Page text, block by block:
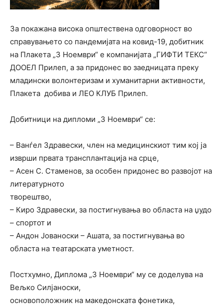
За покажана висока општествена одговорност во
справувањето со пандемијата на ковид-19, добитник
на Плакета „3 Ноември“ е компанијата „ГИФТИ ТЕКС“
ДООЕЛ Прилеп, а за придонес во заедницата преку
младински волонтеризам и хуманитарни активности,
Плакета добива и ЛЕО КЛУБ Прилеп.
Добитници на дипломи „3 Ноември“ се:
– Ванѓел Здравески, член на медицинскиот тим кој ја
изврши првата трансплантација на срце,
– Асен С. Стаменов, за особен придонес во развојот на
литературното
творештво,
– Киро Здравески, за постигнувања во областа на џудо
– спортот и
– Андон Јованоски – Ашата, за постигнувања во
областа на театарската уметност.
Постхумно, Диплома „3 Ноември“ му се доделува на
Вељко Силјаноски,
основоположник на македонската фонетика,